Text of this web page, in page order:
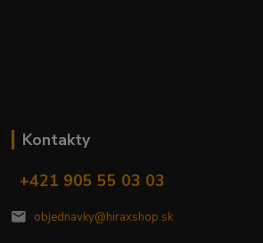
Kontakty
+421 905 55 03 03
objednavky@hiraxshop.sk